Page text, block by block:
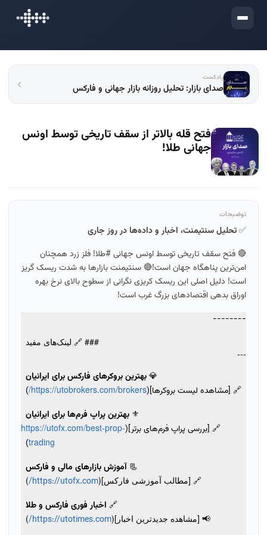
ورود
پادکست
صدای بازار: تحلیل روزانه بازار جهانی و فارکس
فتح قله بالاتر از سقف تاریخی توسط اونس
جهانی طلا!
توضیحات
✅تحلیل سنتیمنت، اخبار و داده‌ها در روز جاری
🔴 فتح سقف تاریخی توسط اونس جهانی #طلا! فلز زرد همچنان
امن‌ترین پناهگاه جهان است!🔴 سنتیمنت بازارها به شدت ریسک گریز
است! دلیل اصلی این ریسک کریزی نگرانی از سطوح بالای نرخ بهره
اوراق بدهی اقتصادهای بزرگ غرب است!
--------
### 🔗 لینک‌های مفید
---
💎 بهترین بروکرهای فارکس برای ایرانیان
🔗 [مشاهده لیست بروکرها](https://utobrokers.com/brokers/
)
⚜️ بهترین پراپ فرم‌ها برای ایرانیان
🔗 [بررسی پراپ فرم‌های برتر](https://utofx.com/best-prop-
trading
)
📃 آموزش بازارهای مالی و فارکس
🔗 [مطالب آموزشی فارکس](https://utofx.com/
)
🔗 اخبار فوری فارکس و طلا
📢 [مشاهده جدیدترین اخبار](https://utotimes.com/
)